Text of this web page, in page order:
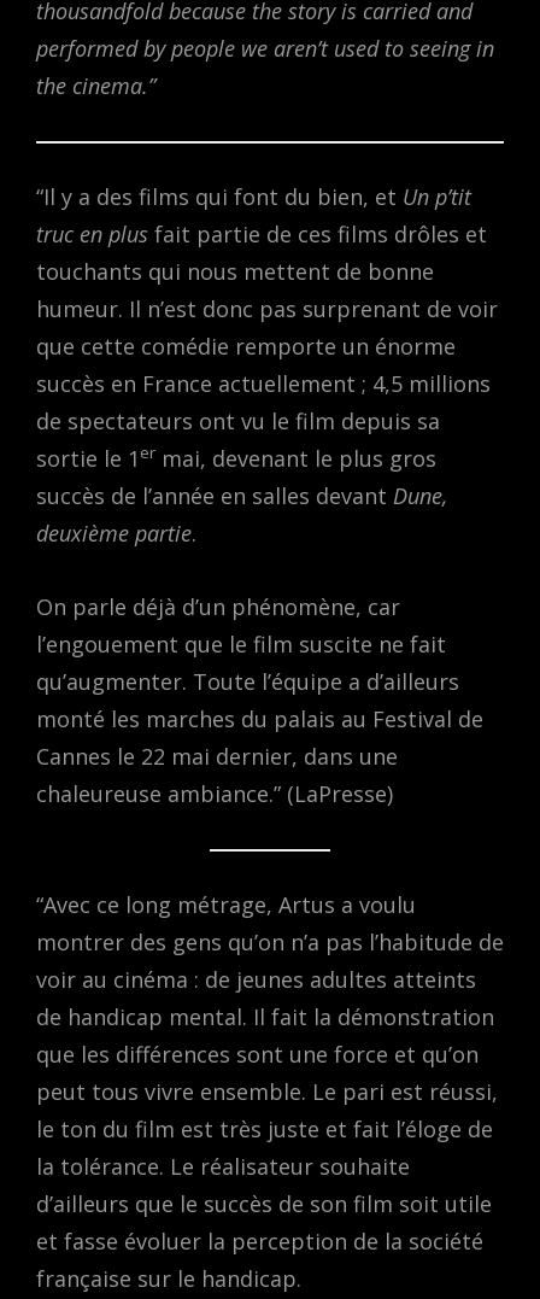
thousandfold because the story is carried and
performed by people we aren’t used to seeing in
the cinema.”
“Il y a des films qui font du bien, et Un p’tit
truc en plus fait partie de ces films drôles et
touchants qui nous mettent de bonne
humeur. Il n’est donc pas surprenant de voir
que cette comédie remporte un énorme
succès en France actuellement ; 4,5 millions
de spectateurs ont vu le film depuis sa
sortie le 1 er mai, devenant le plus gros
succès de l’année en salles devant Dune,
deuxième partie.
On parle déjà d’un phénomène, car
l’engouement que le film suscite ne fait
qu’augmenter. Toute l’équipe a d’ailleurs
monté les marches du palais au Festival de
Cannes le 22 mai dernier, dans une
chaleureuse ambiance.” (LaPresse)
“Avec ce long métrage, Artus a voulu
montrer des gens qu’on n’a pas l’habitude de
voir au cinéma : de jeunes adultes atteints
de handicap mental. Il fait la démonstration
que les différences sont une force et qu’on
peut tous vivre ensemble. Le pari est réussi,
le ton du film est très juste et fait l’éloge de
la tolérance. Le réalisateur souhaite
d’ailleurs que le succès de son film soit utile
et fasse évoluer la perception de la société
française sur le handicap.